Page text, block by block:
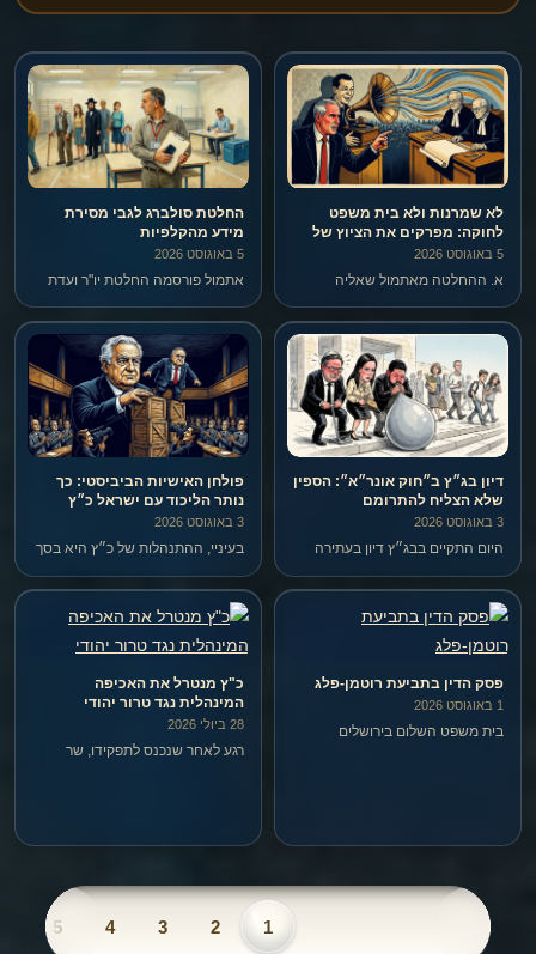
לא שמרנות ולא בית משפט
לחוקה: מפרקים את הציוץ של
מילביצקי שסגל הדהד
5 באוגוסט 2026
א. ההחלטה מאתמול שאליה
המשנה לנשיא סולברג – בכלל לא
היתה החלטה של בג"ץ, אלא היא
החלטה של יו"ר ועדת הבחירות
המרכזית. מה לעשות.
החלטת סולברג לגבי מסירת
מידע מהקלפיות
5 באוגוסט 2026
אתמול פורסמה החלטת יו"ר ועדת
נעם סולברג, בנוגע למה שכינה
"הנוהג הרווח אצל נציגי סיעות
ורשימות בקלפי לדווח ביישומון מי
מימש את זכות הבחירה שלו".
דיון בג״ץ ב״חוק אונר״א״: הספין
שלא הצליח להתרומם
3 באוגוסט 2026
היום התקיים בבג״ץ דיון בעתירה
בשלהי 2024.
פולחן האישיות הביביסטי: כך
נותר הליכוד עם ישראל כ״ץ
3 באוגוסט 2026
בעיניי, ההתנהלות של כ״ץ היא בסך
וההאלהה של אחד בשם בנימין
נתניהו.
פסק הדין בתביעת רוטמן-פלג
1 באוגוסט 2026
בית משפט השלום בירושלים
כ"ץ מנטרל את האכיפה
המינהלית נגד טרור יהודי
28 ביולי 2026
רגע לאחר שנכנס לתפקידו, שר
1
2
3
4
5